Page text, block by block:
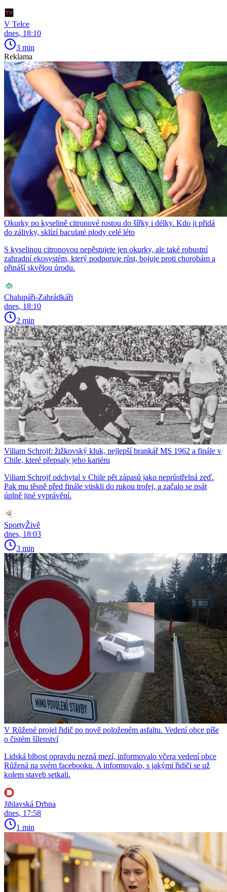
V Telce
dnes, 18:10
3 min
Reklama
Okurky po kyselině citronové rostou do šířky i délky. Kdo ji přidá
do zálivky, sklízí baculaté plody celé léto
S kyselinou citronovou nepěstujete jen okurky, ale také robustní
zahradní ekosystém, který podporuje růst, bojuje proti chorobám a
přináší skvělou úrodu.
Chalupáři-Zahrádkáři
dnes, 18:10
2 min
Viliam Schrojf: žižkovský kluk, nejlepší brankář MS 1962 a finále v
Chile, které přepsaly jeho kariéru
Viliam Schrojf odchytal v Chile pět zápasů jako neprůstřelná zeď.
Pak mu těsně před finále vtiskli do rukou trofej, a začalo se psát
úplně jiné vyprávění.
SportyŽivě
dnes, 18:03
3 min
V Růžené projel řidič po nově položeném asfaltu. Vedení obce píše
o čistém šílenství
Lidská blbost opravdu nezná mezí, informovalo včera vedení obce
Růžená na svém facebooku. A informovalo, s jakými řidiči se už
kolem staveb setkali.
Jihlavská Drbna
dnes, 17:58
1 min